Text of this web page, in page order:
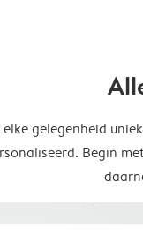
gelegenheid
Begin